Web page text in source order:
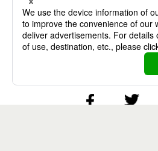
WORKS
ABOUT
CONTACT